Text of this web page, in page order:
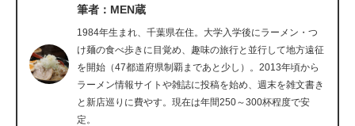
ビジネスと働き方のヒント
AI活用のいまが分かる
企業ITのトレンドを詳説
筆者：MEN蔵
1984年生まれ、千葉県在住。大学入学後にラーメン・つ
け麺の食べ歩きに目覚め、趣味の旅行と並行して地方遠征
を開始（47都道府県制覇まであと少し）。2013年頃から
ラーメン情報サイトや雑誌に投稿を始め、週末を雑文書き
と新店巡りに費やす。現在は年間250～300杯程度で安
定。